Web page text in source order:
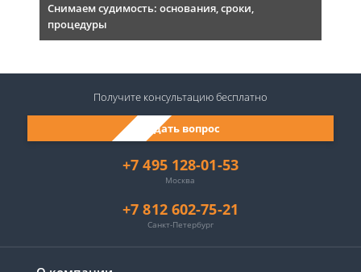
Снимаем судимость: основания, сроки,
процедуры
+7 495 128-01-53
Москва
+7 812 602-75-21
Санкт-Петербург
Задать вопрос
Получите консультациюбесплатно